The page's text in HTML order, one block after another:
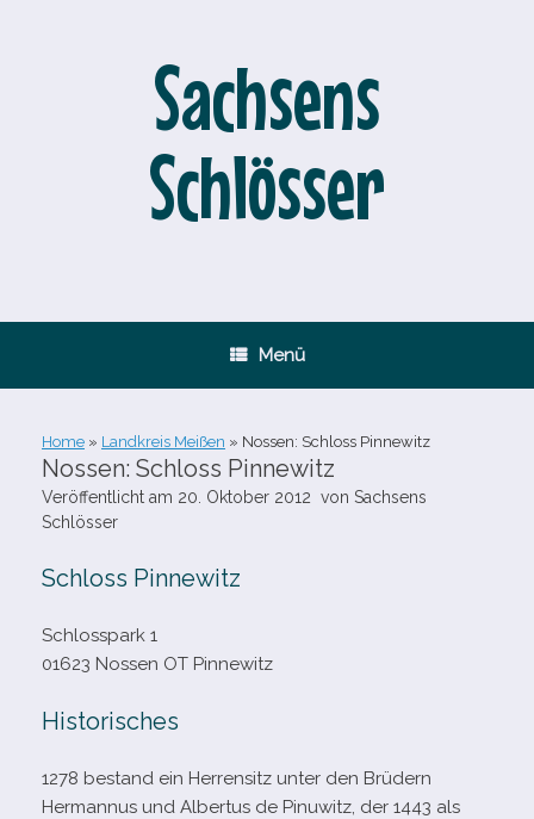
Sachsens
Schlösser
Menü
Home » Landkreis Meißen » Nossen: Schloss Pinnewitz
Nossen: Schloss Pinnewitz
Veröffentlicht am 20. Oktober 2012 von Sachsens
Schlösser
Schloss Pinnewitz
Schlosspark 1
01623 Nossen OT Pinnewitz
Historisches
1278 bestand ein Herrensitz unter den Brüdern
Hermannus und Albertus de Pinuwitz, der 1443 als